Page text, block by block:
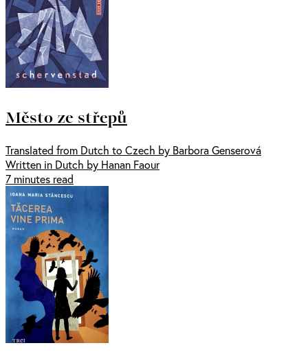
Město ze střepů
Translated from Dutch to Czech by Barbora Genserová
Written in Dutch by Hanan Faour
7 minutes read